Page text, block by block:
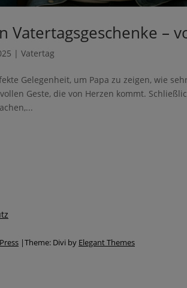
Vatertagsgeschenke
| Vatertag
liebevollen Geste, die von Herzen
lachen,...
Geben Sie bitte Ihre E-Mail-Adresse für die
Ich erhalte den Guide per E-Mail und